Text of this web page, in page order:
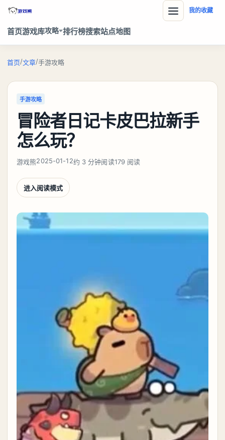
首页游戏库攻略 排行榜搜索站点地图
我的收藏
首页/文章/手游攻略
手游攻略
冒险者日记卡皮巴拉新手
怎么玩？
游戏熊2025-01-12约 3 分钟阅读179 阅读
进入阅读模式